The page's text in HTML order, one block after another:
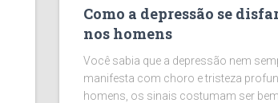
Como a depressão se
nos homens
Você sabia que a depressão nem
manifesta com choro e tristeza
homens, os sinais costumam ser bem